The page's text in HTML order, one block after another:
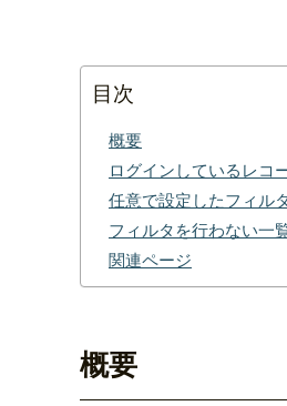
目次
概要
ログインしているレコ
任意で設定したフィル
フィルタを行わない一
関連ページ
概要